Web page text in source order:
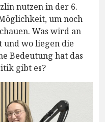
nutzen in der 6.
um noch
Was wird an
und wo liegen die
Bedeutung hat das
gibt es?